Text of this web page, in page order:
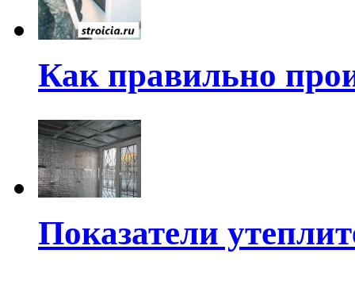
Как правильно
Показатели